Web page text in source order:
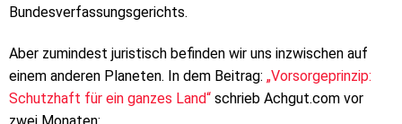
Bundesverfassungsgerichts.
Aber zumindest juristisch befinden wir uns inzwischen auf
einem anderen Planeten. In dem Beitrag: „Vorsorgeprinzip:
Schutzhaft für ein ganzes Land“ schrieb Achgut.com vor